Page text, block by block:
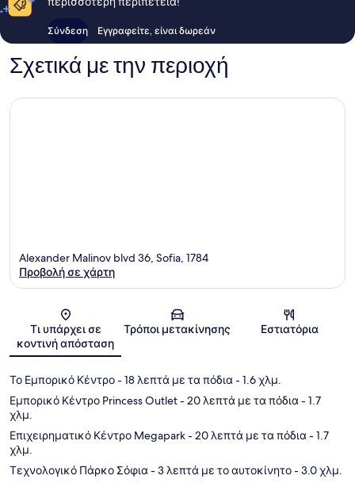
Σύνδεση Εγγραφείτε, είναι δωρεάν
Σχετικά με την περιοχή
Χάρτης
Alexander Malinov blvd 36, Sofia, 1784
Προβολή σε χάρτη
Τι υπάρχει σε
κοντινή απόσταση
Τρόποι μετακίνησης Εστιατόρια
Το Εμπορικό Κέντρο- 18 λεπτά με τα πόδια- 1.6 χλμ.
Εμπορικό Κέντρο Princess Outlet- 20 λεπτά με τα πόδια- 1.7
χλμ.
Επιχειρηματικό Κέντρο Megapark- 20 λεπτά με τα πόδια- 1.7
χλμ.
Τεχνολογικό Πάρκο Σόφια- 3 λεπτά με το αυτοκίνητο- 3.0 χλμ.